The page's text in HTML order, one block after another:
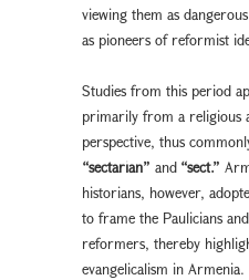
viewing them as
as pioneers of reformist
Studies from this period
primarily from a religious
perspective, thus
“sectarian” and “sect.”
historians, however,
to frame the Paulicians
reformers, thereby
evangelicalism in Armenia.